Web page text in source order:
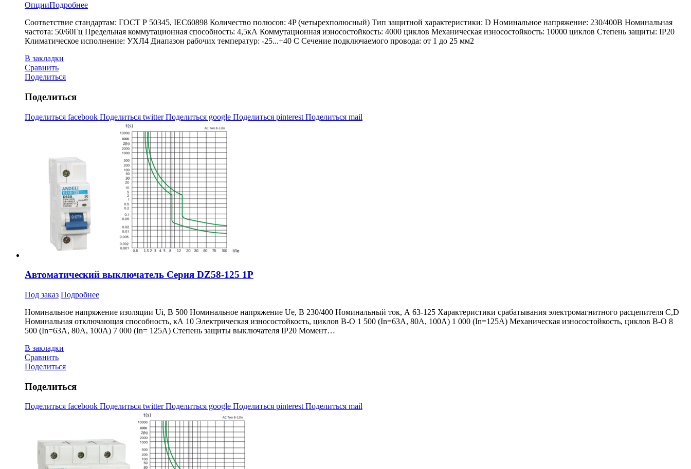
ОпцииПодробнее
Соответствие стандартам: ГОСТ Р 50345, IEC60898 Количество полюсов: 4P (четырехполюсный) Тип защитной характеристики: D Номинальное напряжение: 230/400В Номинальная
частота: 50/60Гц Предельная коммутационная способность: 4,5кА Коммутационная износостойкость: 4000 циклов Механическая износостойкость: 10000 циклов Степень защиты: IP20
Климатическое исполнение: УХЛ4 Диапазон рабочих температур: -25...+40 С Сечение подключаемого провода: от 1 до 25 мм2
В закладки
Сравнить
Поделиться
Поделиться
Поделиться facebook Поделиться twitterПоделиться google Поделиться pinterest Поделиться mail
Автоматический выключатель Серия DZ58-125 1P
Под заказ Подробнее
Номинальное напряжение изоляции Ui, В 500 Номинальное напряжение Ue, В 230/400 Номинальный ток, А 63-125 Характеристики срабатывания электромагнитного расцепителя C,D
Номинальная отключающая способность, кА 10 Электрическая износостойкость, циклов В-О 1 500 (In=63A, 80A, 100A) 1 000 (In=125A) Механическая износостойкость, циклов В-О 8
500 (In=63A, 80A, 100A) 7 000 (In= 125A) Степень защиты выключателя IP20 Момент…
В закладки
Сравнить
Поделиться
Поделиться
Поделиться facebook Поделиться twitterПоделиться google Поделиться pinterest Поделиться mail